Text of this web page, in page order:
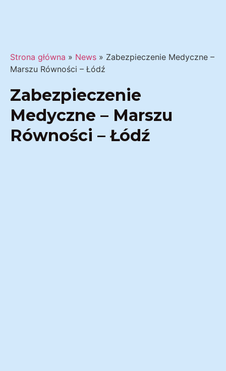
Strona główna » News » Zabezpieczenie Medyczne –
Marszu Równości – Łódź
Zabezpieczenie
Medyczne – Marszu
Równości – Łódź